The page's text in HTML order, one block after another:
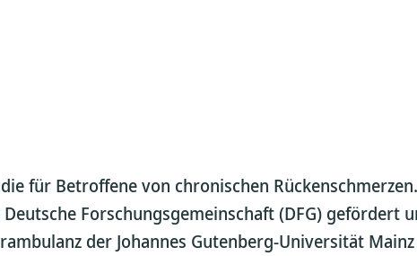
für Betroffene von chronischen
Forschungsgemeinschaft (DFG) gefördert
der Johannes Gutenberg-Universität